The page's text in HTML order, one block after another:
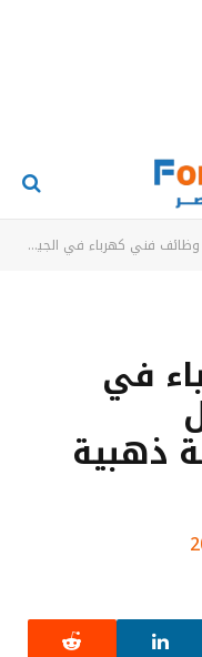
وظائف فني كهرباء في الجيزة بشركة إيجل للكيماويات – فرصة ذهبية لأصحاب الخبرة
في
ذهبية